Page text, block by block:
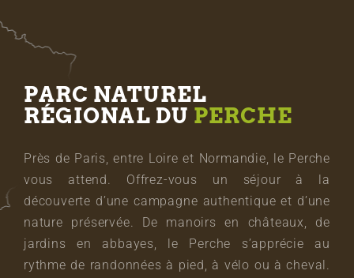
PARC NATUREL
RÉGIONAL DU PERCHE
Près de Paris, entre Loire et Normandie, le Perche
vous attend. Offrez-vous un séjour à la
découverte d’une campagne authentique et d’une
nature préservée. De manoirs en châteaux, de
jardins en abbayes, le Perche s’apprécie au
rythme de randonnées à pied, à vélo ou à cheval.